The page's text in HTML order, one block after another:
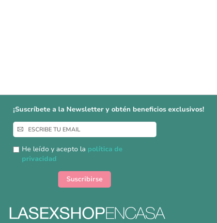
¡Suscríbete a la Newsletter y obtén beneficios exclusivos!
Inscríbase
a
nuestro
boletín
He leído y acepto la política de
privacidad
Suscribirse